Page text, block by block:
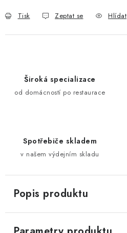
Tisk Zeptat se Hlídat
Široká specializace
od domácností po restaurace
Spotřebiče skladem
v našem výdejním skladu
Popis produktu